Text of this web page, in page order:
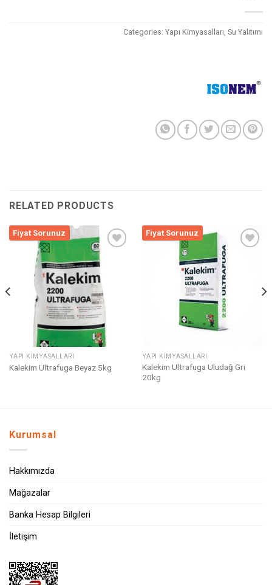
Categories: Yapı Kimyasalları, Su Yalıtımı
RELATED PRODUCTS
Fiyat Sorunuz
Listeme
YAPI KIMYASALLARI
Kalekim Ultrafuga Beyaz 5kg
Fiyat Sorunuz
YAPI KIMYASALLARI
Kalekim Ultrafuga Uludağ Gri
20kg
Kurumsal
Hakkımızda
Mağazalar
Banka Hesap Bilgileri
İletişim